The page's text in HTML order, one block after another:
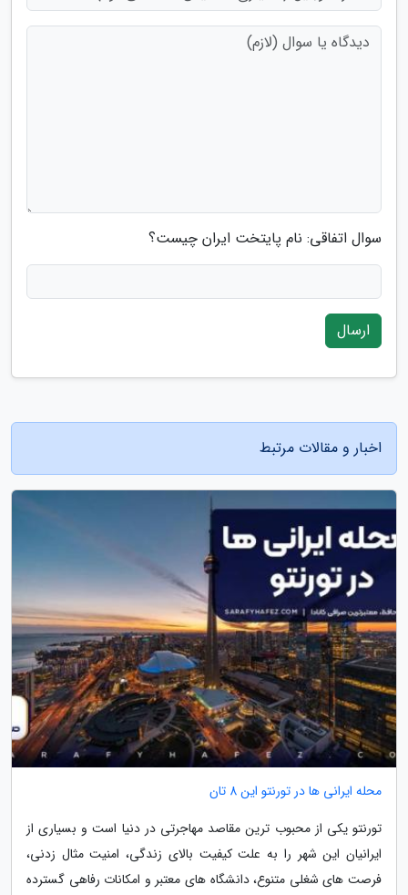
سوال اتفاقی: نام پایتخت ایران چیست؟
ارسال
اخبار و مقالات مرتبط
محله ایرانی ها در تورنتو این 8 تان
تورنتو یکی از محبوب ترین مقاصد مهاجرتی در دنیا است و بسیاری از
ایرانیان این شهر را به علت کیفیت بالای زندگی، امنیت مثال زدنی،
فرصت های شغلی متنوع، دانشگاه های معتبر و امکانات رفاهی گسترده